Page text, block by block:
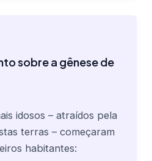
sobre a gênese de
idosos – atraídos pela
terras – começaram
habitantes: